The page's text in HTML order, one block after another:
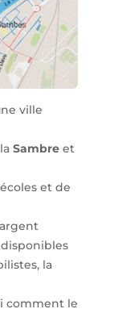
ville
Sambreet
et de
la
comment le